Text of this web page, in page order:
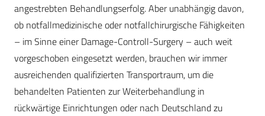
angestrebten Behandlungserfolg. Aber unabhängig davon,
ob notfallmedizinische oder notfallchirurgische Fähigkeiten
– im Sinne einer Damage-Controll-Surgery – auch weit
vorgeschoben eingesetzt werden, brauchen wir immer
ausreichenden qualifizierten Transportraum, um die
behandelten Patienten zur Weiterbehandlung in
rückwärtige Einrichtungen oder nach Deutschland zu